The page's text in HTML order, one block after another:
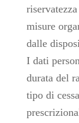
misure
dalle
I dati
durata del
tipo di